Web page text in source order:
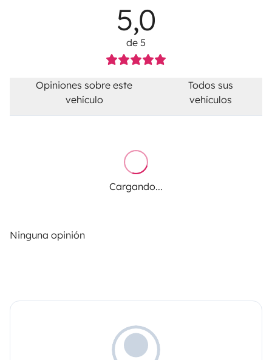
5,0
de 5
Opiniones sobre este
vehículo
Todos sus
vehículos
Cargando...
Ninguna opinión